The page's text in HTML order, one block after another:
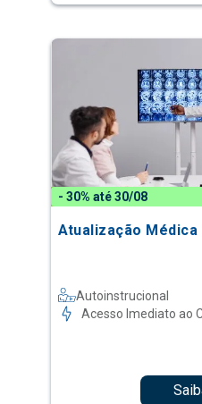
- 30% até 30/08
Atualização Médica
Autoinstrucional
Acesso Imediato ao